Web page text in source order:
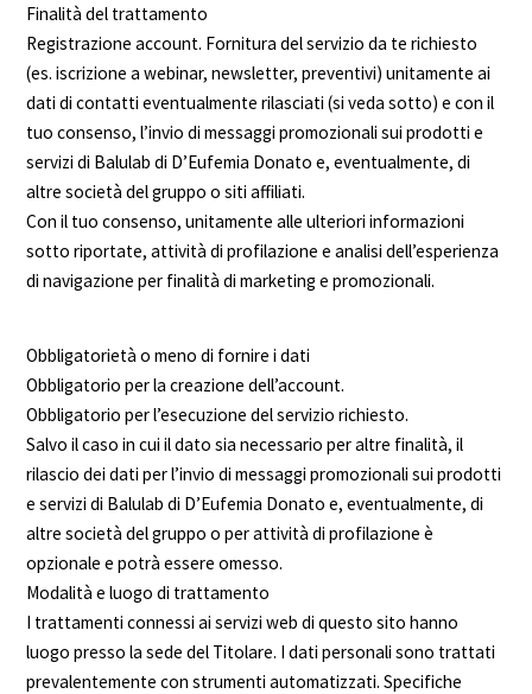
Finalità del trattamento
Registrazione account. Fornitura del servizio da te richiesto
(es. iscrizione a webinar, newsletter, preventivi) unitamente ai
dati di contatti eventualmente rilasciati (si veda sotto) e con il
tuo consenso, l’invio di messaggi promozionali sui prodotti e
servizi di Balulab di D’Eufemia Donato e, eventualmente, di
altre società del gruppo o siti affiliati.
Con il tuo consenso, unitamente alle ulteriori informazioni
sotto riportate, attività di profilazione e analisi dell’esperienza
di navigazione per finalità di marketing e promozionali.
Obbligatorietà o meno di fornire i dati
Obbligatorio per la creazione dell’account.
Obbligatorio per l’esecuzione del servizio richiesto.
Salvo il caso in cui il dato sia necessario per altre finalità, il
rilascio dei dati per l’invio di messaggi promozionali sui prodotti
e servizi di Balulab di D’Eufemia Donato e, eventualmente, di
altre società del gruppo o per attività di profilazione è
opzionale e potrà essere omesso.
Modalità e luogo di trattamento
I trattamenti connessi ai servizi web di questo sito hanno
luogo presso la sede del Titolare. I dati personali sono trattati
prevalentemente con strumenti automatizzati. Specifiche